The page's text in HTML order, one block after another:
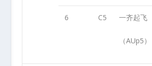
6 C5 一齐起飞
（AUp5）